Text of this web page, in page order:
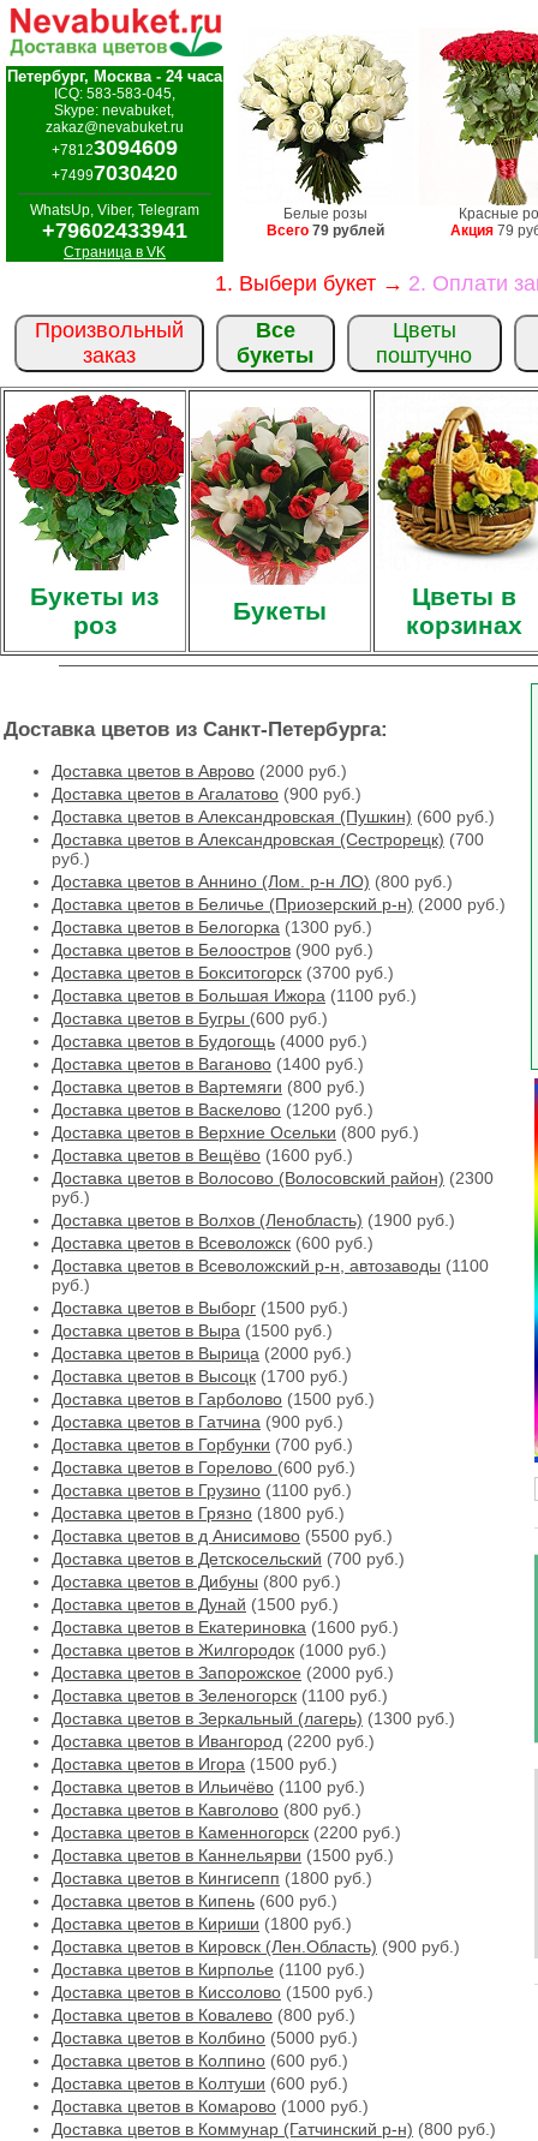
Петербург, Москва - 24 часа
ICQ: 583-583-045,
Skype: nevabuket,
zakaz@nevabuket.ru
+78123094609
+74997030420
WhatsUp, Viber, Telegram
+79602433941
Страница в VK
Белые розы
Всего 79 рублей
Красные
Акция 79
1. Выбери букет → 2. Оплати
Произвольный
заказ
Все
букеты
Цветы
поштучно
Букеты из
роз
Букеты
Цветы в
корзинах
Доставка цветов из Санкт-Петербурга:
Доставка цветов в Аврово (2000 руб.)
Доставка цветов в Агалатово (900 руб.)
Доставка цветов в Александровская (Пушкин) (600 руб.)
Доставка цветов в Александровская (Сестрорецк) (700
руб.)
Доставка цветов в Аннино (Лом. р-н ЛО) (800 руб.)
Доставка цветов в Беличье (Приозерский р-н) (2000 руб.)
Доставка цветов в Белогорка (1300 руб.)
Доставка цветов в Белоостров (900 руб.)
Доставка цветов в Бокситогорск (3700 руб.)
Доставка цветов в Большая Ижора (1100 руб.)
Доставка цветов в Бугры (600 руб.)
Доставка цветов в Будогощь (4000 руб.)
Доставка цветов в Ваганово (1400 руб.)
Доставка цветов в Вартемяги (800 руб.)
Доставка цветов в Васкелово (1200 руб.)
Доставка цветов в Верхние Осельки (800 руб.)
Доставка цветов в Вещёво (1600 руб.)
Доставка цветов в Волосово (Волосовский район) (2300
руб.)
Доставка цветов в Волхов (Ленобласть) (1900 руб.)
Доставка цветов в Всеволожск (600 руб.)
Доставка цветов в Всеволожский р-н, автозаводы (1100
руб.)
Доставка цветов в Выборг (1500 руб.)
Доставка цветов в Выра (1500 руб.)
Доставка цветов в Вырица (2000 руб.)
Доставка цветов в Высоцк (1700 руб.)
Доставка цветов в Гарболово (1500 руб.)
Доставка цветов в Гатчина (900 руб.)
Доставка цветов в Горбунки (700 руб.)
Доставка цветов в Горелово (600 руб.)
Доставка цветов в Грузино (1100 руб.)
Доставка цветов в Грязно (1800 руб.)
Доставка цветов в д Анисимово (5500 руб.)
Доставка цветов в Детскосельский (700 руб.)
Доставка цветов в Дибуны (800 руб.)
Доставка цветов в Дунай (1500 руб.)
Доставка цветов в Екатериновка (1600 руб.)
Доставка цветов в Жилгородок (1000 руб.)
Доставка цветов в Запорожское (2000 руб.)
Доставка цветов в Зеленогорск (1100 руб.)
Доставка цветов в Зеркальный (лагерь) (1300 руб.)
Доставка цветов в Ивангород (2200 руб.)
Доставка цветов в Игора (1500 руб.)
Доставка цветов в Ильичёво (1100 руб.)
Доставка цветов в Кавголово (800 руб.)
Доставка цветов в Каменногорск (2200 руб.)
Доставка цветов в Каннельярви (1500 руб.)
Доставка цветов в Кингисепп (1800 руб.)
Доставка цветов в Кипень (600 руб.)
Доставка цветов в Кириши (1800 руб.)
Доставка цветов в Кировск (Лен.Область) (900 руб.)
Доставка цветов в Кирполье (1100 руб.)
Доставка цветов в Киссолово (1500 руб.)
Доставка цветов в Ковалево (800 руб.)
Доставка цветов в Колбино (5000 руб.)
Доставка цветов в Колпино (600 руб.)
Доставка цветов в Колтуши (600 руб.)
Доставка цветов в Комарово (1000 руб.)
Доставка цветов в Коммунар (Гатчинский р-н) (800 руб.)